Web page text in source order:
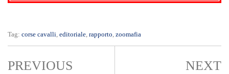
Tag: corse cavalli, editoriale, rapporto, zoomafia
PREVIOUS NEXT